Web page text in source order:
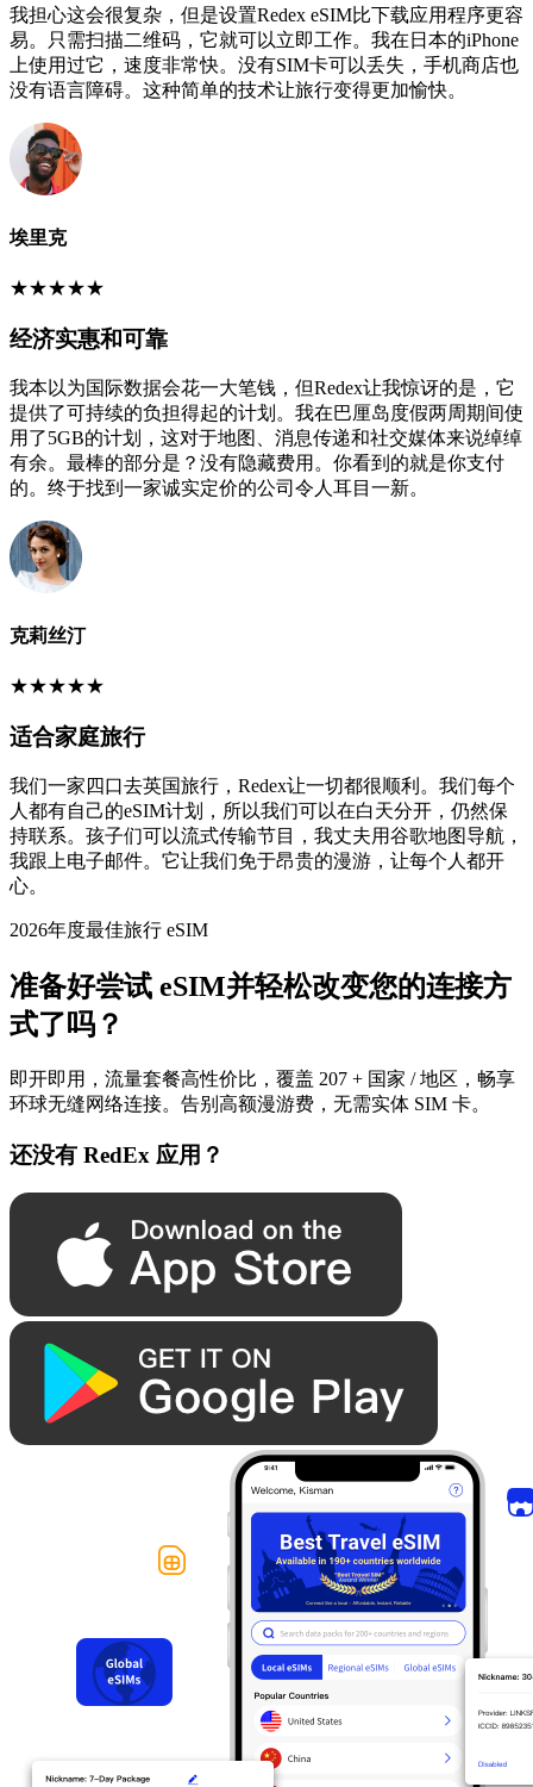
我担心这会很复杂，但是设置Redex eSIM比下载应用程序更容
易。只需扫描二维码，它就可以立即工作。我在日本的iPhone
上使用过它，速度非常快。没有SIM卡可以丢失，手机商店也
没有语言障碍。这种简单的技术让旅行变得更加愉快。
埃里克
★★★★★
经济实惠和可靠
我本以为国际数据会花一大笔钱，但Redex让我惊讶的是，它
提供了可持续的负担得起的计划。我在巴厘岛度假两周期间使
用了5GB的计划，这对于地图、消息传递和社交媒体来说绰绰
有余。最棒的部分是？没有隐藏费用。你看到的就是你支付
的。终于找到一家诚实定价的公司令人耳目一新。
克莉丝汀
★★★★★
适合家庭旅行
我们一家四口去英国旅行，Redex让一切都很顺利。我们每个
人都有自己的eSIM计划，所以我们可以在白天分开，仍然保
持联系。孩子们可以流式传输节目，我丈夫用谷歌地图导航，
我跟上电子邮件。它让我们免于昂贵的漫游，让每个人都开
心。
2026年度最佳旅行 eSIM
准备好尝试 eSIM并轻松改变您的连接方
式了吗？
即开即用，流量套餐高性价比，覆盖 207 + 国家 / 地区，畅享
环球无缝网络连接。告别高额漫游费，无需实体 SIM 卡。
还没有 RedEx 应用？